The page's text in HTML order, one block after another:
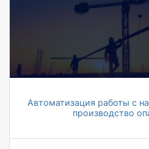
Автоматизация работы с
производство
и согласования